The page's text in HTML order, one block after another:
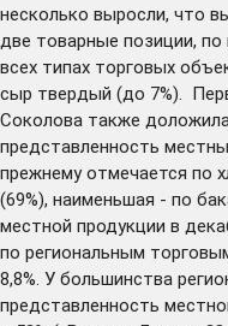
несколько выросли, что
две товарные позиции,
всех типах торговых
сыр твердый (до 7%).
Соколова также
представленность
прежнему отмечается по
(69%), наименьшая - по
местной продукции в
по региональным
8,8%. У большинства
представленность